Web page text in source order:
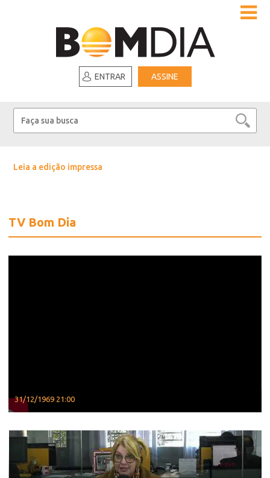
ENTRAR ASSINE
Leia a edição impressa
TV Bom Dia
31/12/1969 21:00